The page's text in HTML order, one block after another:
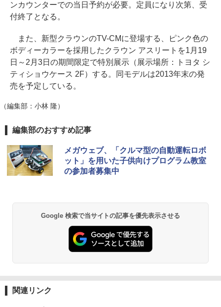
ンカウンターでの当日予約が必要。定員になり次第、受
付終了となる。
また、新型クラウンのTV-CMに登場する、ピンク色の
ボディーカラーを採用したクラウン アスリートを1月19
日～2月3日の期間限定で特別展示（展示場所：トヨタ シ
ティショウケース 2F）する。同モデルは2013年末の発
売を予定している。
（編集部：小林 隆）
編集部のおすすめ記事
メガウェブ、「クルマ型の自動運転ロボ
ット」を用いた子供向けプログラム教室
の参加者募集中
Google 検索で当サイトの記事を優先表示させる
関連リンク